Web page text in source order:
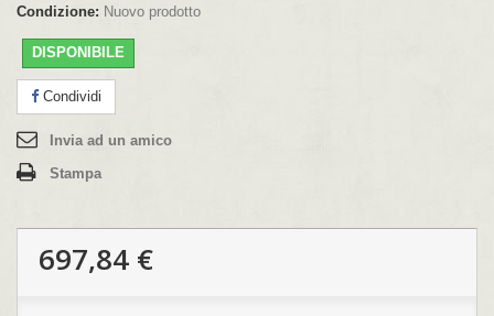
Condizione: Nuovo prodotto
DISPONIBILE
Condividi
Invia ad un amico
Stampa
697,84 €